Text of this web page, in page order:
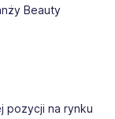
Beauty
pozycji na rynku